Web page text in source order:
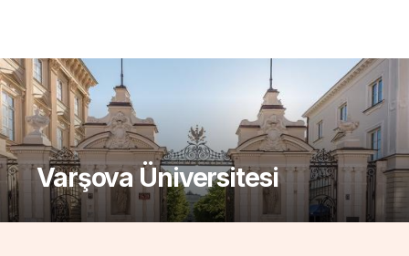
Varşova Üniversitesi